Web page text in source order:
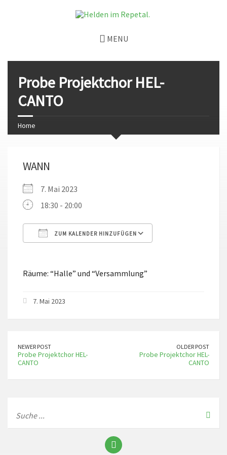
MENU
Probe Projektchor HEL-
CANTO
Home
WANN
7. Mai 2023
18:30 - 20:00
ZUM KALENDER HINZUFÜGEN
Räume: “Halle” und “Versammlung”
7. Mai 2023
NEWER POST
Probe Projektchor HEL-
CANTO
OLDER POST
Probe Projektchor HEL-
CANTO